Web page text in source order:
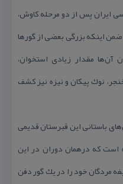
ایران پس از دو مرحله كاوش،
ضمن اینكه بزرگی بعضی از گورها
مقدار زیادی استخوان،
نوك پیكان و نیزه نیز كشف
باستانی این قبرستان قدیمی
است كه درهمان دوران در این
مردگان خود را در یك گور دفن